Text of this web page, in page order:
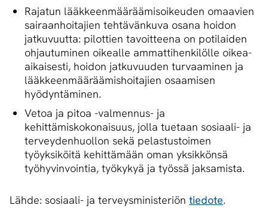
Rajatun lääkkeenmääräämisoikeuden omaavien
sairaanhoitajien tehtävänkuva osana hoidon
jatkuvuutta: pilottien tavoitteena on potilaiden
ohjautuminen oikealle ammattihenkilölle oikea-
aikaisesti, hoidon jatkuvuuden turvaaminen ja
lääkkeenmääräämishoitajien osaamisen
hyödyntäminen.
Vetoa ja pitoa -valmennus- ja
kehittämiskokonaisuus, jolla tuetaan sosiaali- ja
terveydenhuollon sekä pelastustoimen
työyksiköitä kehittämään oman yksikkönsä
työhyvinvointia, työkykyä ja työssä jaksamista.
Lähde: sosiaali- ja terveysministeriön tiedote.